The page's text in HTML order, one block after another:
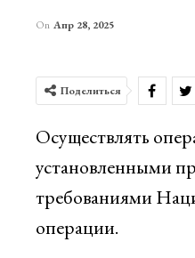
On Апр 28, 2025
Поделиться
Осуществлять
установленными
требованиями
операции.